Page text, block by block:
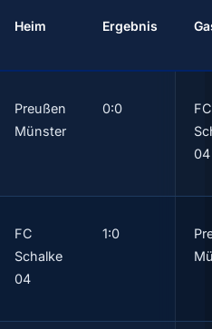
Heim Ergebnis
Preußen
Münster
0:0
FC
04
FC
Schalke
04
1:0